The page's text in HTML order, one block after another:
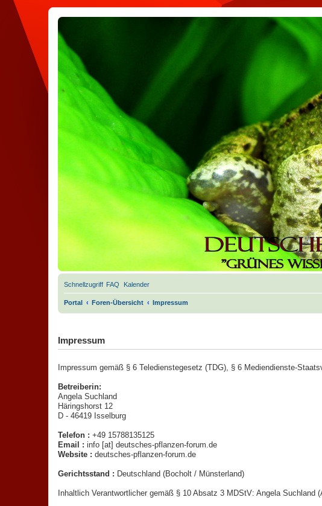
Schnellzugriff FAQ Kalender
Portal Foren-Übersicht Impressum
Impressum
Impressum gemäß § 6 Teledienstegesetz (TDG), § 6 Mediendienste-
Betreiberin:
Angela Suchland
Häringshorst 12
D - 46419 Isselburg
Telefon : +49 15788135125
Email : info [at] deutsches-pflanzen-forum.de
Website : deutsches-pflanzen-forum.de
Gerichtsstand : Deutschland (Bocholt / Münsterland)
Inhaltlich Verantwortlicher gemäß § 10 Absatz 3 MDStV: Angela Suchland